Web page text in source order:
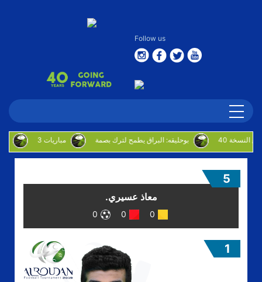
Follow us
3 مباريات بوحليقه: البراق يطمح لترك بصمة
معاذ عسيري.
0
0
0
5
1